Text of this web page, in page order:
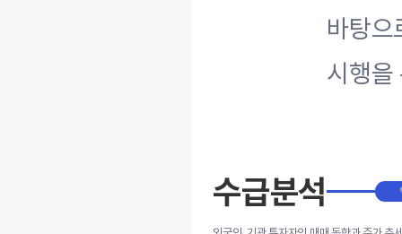
바탕으
시행을
수급분석